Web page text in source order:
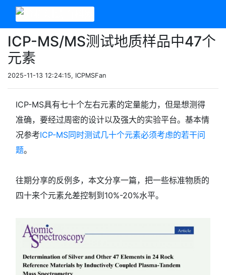
ICP-MS/MS测试地质样品中47个
元素
2025-11-13 12:24:15, ICPMSFan
ICP-MS具有七十个左右元素的定量能力，但是想测得
准确，要经过周密的设计以及强大的实验平台。基本情
况参考ICP-MS同时测试几十个元素必须考虑的若干问
题。
往期分享的反例多，本文分享一篇，把一些标准物质的
四十来个元素允差控制到10%-20%水平。